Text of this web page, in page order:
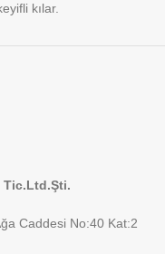
kılar.
Tic.Ltd.Şti.
Caddesi No:40 Kat:2